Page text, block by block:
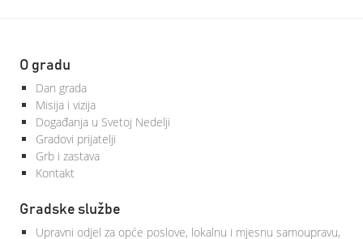
O gradu
Dan grada
Misija i vizija
Događanja u Svetoj Nedelji
Gradovi prijatelji
Grb i zastava
Kontakt
Gradske službe
Upravni odjel za opće poslove, lokalnu i mjesnu samoupravu,